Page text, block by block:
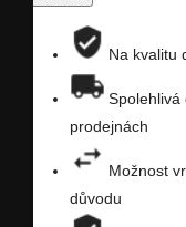
Na kvalitu
prodejnách
Možnost
důvodu